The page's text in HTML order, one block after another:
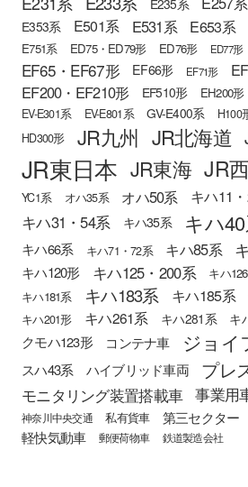
E353系 E501系 E531系 E653系
E751系 ED75・ED79形 ED76形 ED77形
EF65・EF67形 EF66形 EF71形
EF200・EF210形
EF510形 EH200形
EV-E301系 EV-E801系 GV-E400系 H100
HD300形 JR九州 JR北海道
JR東日本 JR東海 JR
YC1系 オハ35系 オハ50系 キハ11
キハ31・54系 キハ35系 キハ
キハ66系 キハ71・72系 キハ85系
キハ120形 キハ125・200系 キハ
キハ181系 キハ183系 キハ185系
キハ201形
キハ261系 キハ281系 キ
クモハ123形
コンテナ車 ジョイ
スハ43系 ハイブリッド車両 プレ
モニタリング装置搭載車 事業用
神奈川中央交通 私有貨車 第三セクター
軽快気動車 郵便荷物車 鉄道製造会社